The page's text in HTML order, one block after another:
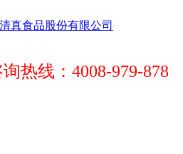
热线：4008-979-878